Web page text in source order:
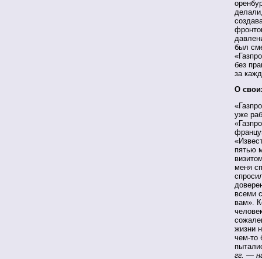
был
без
за
О
уже
пятью
меня
всеми
вам».
жизни
чем-то
гг. —